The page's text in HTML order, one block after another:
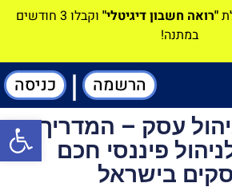
"רואה חשבון דיגיטלי"
וקבלו 3 חודשים
במתנה!
הרשמה | כניסה
עסק – המדריך
פיננסי חכם
בישראל
פתח